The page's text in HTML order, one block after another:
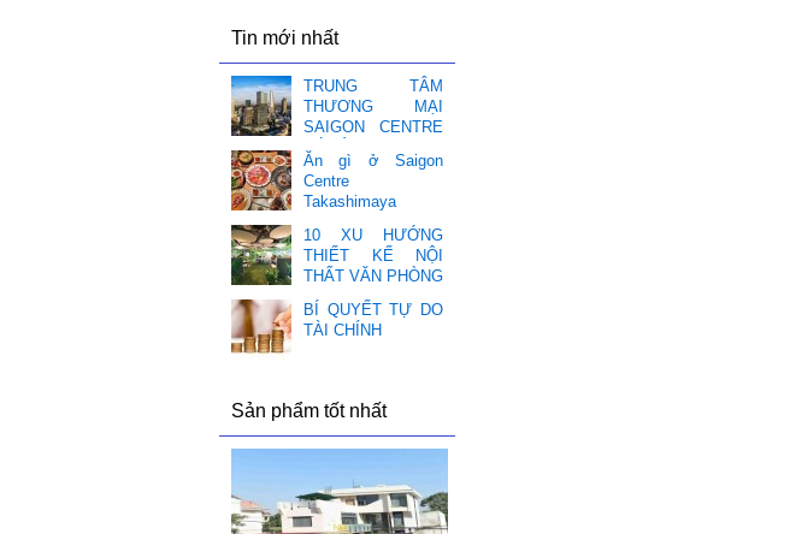
Tin mới nhất
TRUNG TÂM
THƯƠNG MẠI
SAIGON CENTRE
CÓ GÌ HOT ❤️
Ăn gì ở Saigon
Centre
Takashimaya
10 XU HƯỚNG
THIẾT KẾ NỘI
THẤT VĂN PHÒNG
BÍ QUYẾT TỰ DO
TÀI CHÍNH
Sản phẩm tốt nhất